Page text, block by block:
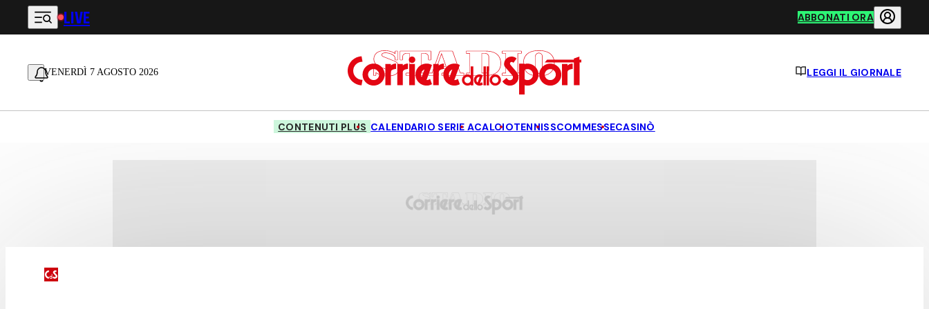
Vai al contenuto principale
LIVE ABBONATI ORA
VENERDÌ 7 AGOSTO 2026 LEGGI IL GIORNALE
CONTENUTI PLUS CALENDARIO SERIE ACALCIOTENNISSCOMMESSECASINÒ